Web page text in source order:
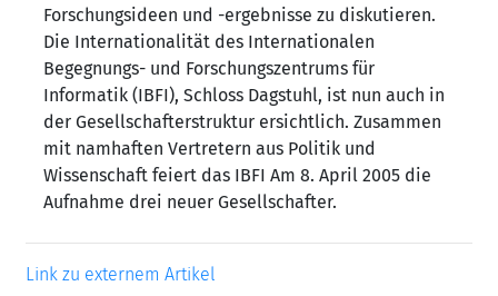
Forschungsideen und -ergebnisse zu diskutieren.
Die Internationalität des Internationalen
Begegnungs- und Forschungszentrums für
Informatik (IBFI), Schloss Dagstuhl, ist nun auch in
der Gesellschafterstruktur ersichtlich. Zusammen
mit namhaften Vertretern aus Politik und
Wissenschaft feiert das IBFI Am 8. April 2005 die
Aufnahme drei neuer Gesellschafter.
Link zu externem Artikel